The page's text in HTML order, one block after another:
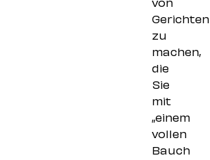
Gerichten
zu
machen,
die
Sie
mit
„einem
vollen
Bauch